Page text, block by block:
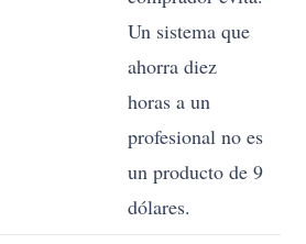
Un sistema que
ahorra diez
horas a un
profesional no es
un producto de 9
dólares.